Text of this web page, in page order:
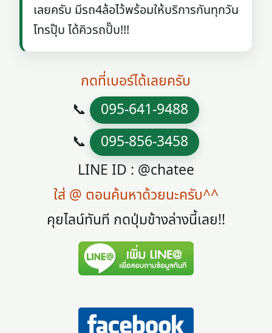
เลยครับ มีรถ4ล้อไว้พร้อมให้บริการกันทุกวัน
โทรปุ๊บ ได้คิวรถปั๊บ!!!
กดที่เบอร์ได้เลยครับ
📞 095-641-9488
📞 095-856-3458
LINE ID : @chatee
ใส่ @ ตอนค้นหาด้วยนะครับ^^
คุยไลน์ทันที กดปุ่มข้างล่างนี้เลย!!